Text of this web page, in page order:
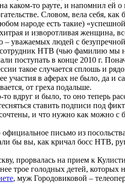
каком-то рауте, и напомнил ей
Словом, вела себя,
народе есть такие)
и изворотливая женщина,
уважаемых людей с
НТВ (чью фамилию мы
поступать в конце 2010 г.
такое случается сплошь и
участия в аферах не было, да и
от греха подальше.
вдруг и было, то оно теперь
ставить подписи под
и что нужно как можно с
письмо из
бы вы, как кричал босс НТВ,
прорвалась на прием к
трое голодных детей, которых
, муж Городовиковой –